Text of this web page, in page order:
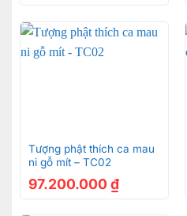
Tượng phật thích ca mau
ni gỗ mít – TC02
97.200.000 ₫